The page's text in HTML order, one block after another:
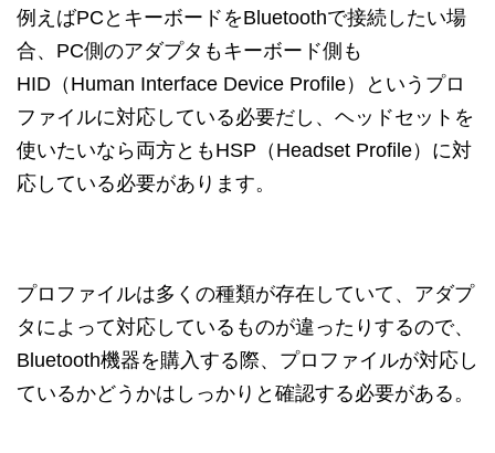
例えばPCとキーボードをBluetoothで接続したい場
合、PC側のアダプタもキーボード側も
HID（Human Interface Device Profile）というプロ
ファイルに対応している必要だし、ヘッドセットを
使いたいなら両方ともHSP（Headset Profile）に対
応している必要があります。
プロファイルは多くの種類が存在していて、アダプ
タによって対応しているものが違ったりするので、
Bluetooth機器を購入する際、プロファイルが対応し
ているかどうかはしっかりと確認する必要がある。